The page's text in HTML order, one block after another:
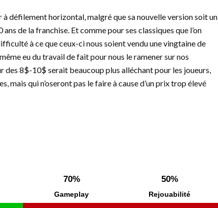
à défilement horizontal, malgré que sa nouvelle version soit un
de la franchise. Et comme pour ses classiques que l’on
à ce que ceux-ci nous soient vendu une vingtaine de
eu du travail de fait pour nous le ramener sur nos
des 8$-10$ serait beaucoup plus alléchant pour les joueurs,
mais qui n’oseront pas le faire à cause d’un prix trop élevé
70%
Gameplay
50%
Rejouabilité